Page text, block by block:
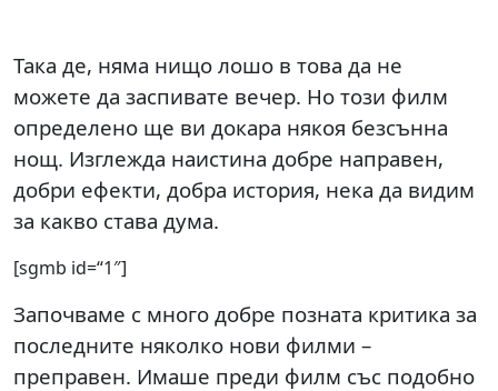
Така де, няма нищо лошо в това да не
можете да заспивате вечер. Но този филм
определено ще ви докара някоя безсънна
нощ. Изглежда наистина добре направен,
добри ефекти, добра история, нека да видим
за какво става дума.
[sgmb id=“1″]
Започваме с много добре позната критика за
последните няколко нови филми –
преправен. Имаше преди филм със подобно